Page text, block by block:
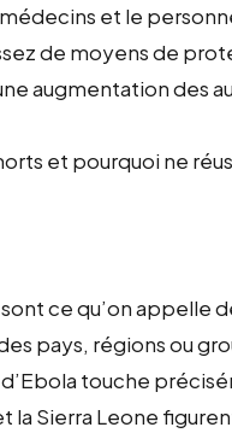
et le
de moyens de
augmentation des
et pourquoi ne
ce qu’on appelle
pays, régions ou
touche
la Sierra Leone